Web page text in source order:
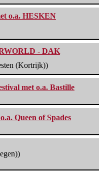
o.a. HESKEN
- DAK
(Kortrijk))
met o.a. Bastille
Queen of Spades